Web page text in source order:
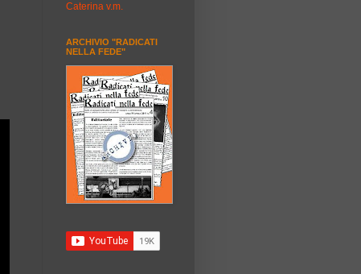
Caterina v.m.
ARCHIVIO "RADICATI
NELLA FEDE"